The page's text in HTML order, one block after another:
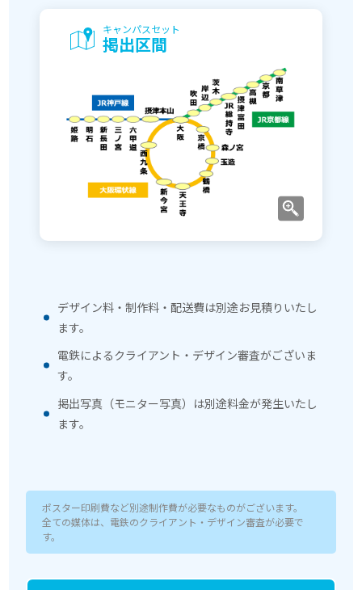
キャンパスセット
掲出区間
デザイン料・制作料・配送費は別途お見積りいたし
ます。
電鉄によるクライアント・デザイン審査がございま
す。
掲出写真（モニター写真）は別途料金が発生いたし
ます。
ポスター印刷費など別途制作費が必要なものがございます。
全ての媒体は、電鉄のクライアント・デザイン審査が必要で
す。